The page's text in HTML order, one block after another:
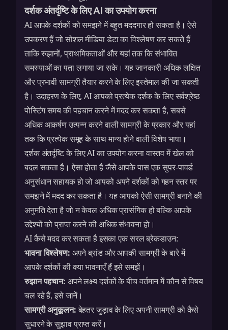
दर्शक अंतर्दृष्टि के लिए AI का उपयोग करना
AI आपके दर्शकों को समझने में बहुत मददगार हो सकता है। ऐसे
उपकरण हैं जो सोशल मीडिया डेटा का विश्लेषण कर सकते हैं
ताकि रुझानों, प्राथमिकताओं और यहां तक कि संभावित
समस्याओं का पता लगाया जा सके। यह जानकारी अधिक लक्षित
और प्रभावी सामग्री तैयार करने के लिए इस्तेमाल की जा सकती
है। उदाहरण के लिए, AI आपको प्रत्येक दर्शक के लिए सर्वश्रेष्ठ
पोस्टिंग समय की पहचान करने में मदद कर सकता है, सबसे
अधिक आकर्षण उत्पन्न करने वाली सामग्री के प्रकार और यहां
तक कि प्रत्येक समूह के साथ मान्य होने वाली विशेष भाषा।
दर्शक अंतर्दृष्टि के लिए AI का उपयोग करना वास्तव में खेल को
बदल सकता है। ऐसा होता है जैसे आपके पास एक सुपर-पावर्ड
अनुसंधान सहायक हो जो आपको अपने दर्शकों को गहन स्तर पर
समझने में मदद कर सकता है। यह आपको ऐसी सामग्री बनाने की
अनुमति देता है जो न केवल अधिक प्रासंगिक हो बल्कि आपके
उद्देश्यों को प्राप्त करने की अधिक संभावना हो।
AI कैसे मदद कर सकता है इसका एक सरल ब्रेकडाउन:
भावना विश्लेषण: अपने ब्रांड और आपकी सामग्री के बारे में
आपके दर्शकों की क्या भावनाएँ हैं इसे समझें।
रुझान पहचान: अपने लक्ष्य दर्शकों के बीच वर्तमान में कौन से विषय
चल रहे हैं, इसे जानें।
सामग्री अनुकूलन:बेहतर जुड़ाव के लिए अपनी सामग्री को कैसे
सुधारने के सुझाव प्राप्त करें।